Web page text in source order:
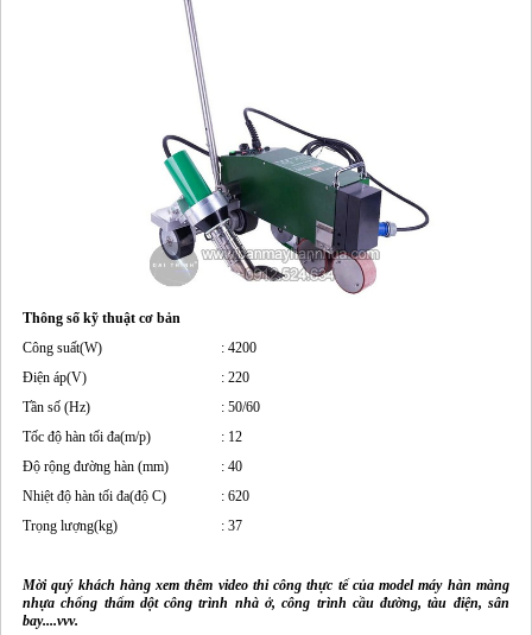
Thông số kỹ thuật cơ bản
Công suất(W)
Điện áp(V)
Tần số (Hz)
Tốc độ hàn tối đa(m/p)
Độ rộng đường hàn (mm)
Nhiệt độ hàn tối đa(độ C)
Trọng lượng(kg)
: 4200
: 220
: 50/60
: 12
: 40
: 620
: 37
Mời quý khách hàng xem thêm video thi công thực tế của model máy hàn màng
nhựa chống thấm dột công trình nhà ở, công trình cầu đường, tàu điện, sân
bay....vvv.